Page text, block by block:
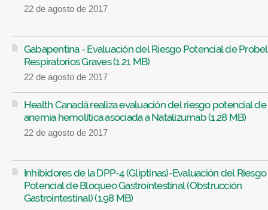
22 de agosto de 2017
Gabapentina - Evaluación del Riesgo Potencial de
Respiratorios Graves (1.21 MB)
22 de agosto de 2017
Health Canadá realiza evaluación del riesgo potencial de
anemia hemolítica asociada a Natalizumab (1.28 MB)
22 de agosto de 2017
Inhibidores de la DPP-4 (Gliptinas)-Evaluación del Riesgo
Potencial de Bloqueo Gastrointestinal (Obstrucción
Gastrointestinal) (1.98 MB)